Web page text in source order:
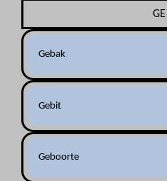
GE
Gebak
Gebit
Geboorte